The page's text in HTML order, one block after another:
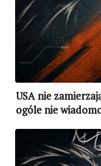
USA nie
ogóle nie